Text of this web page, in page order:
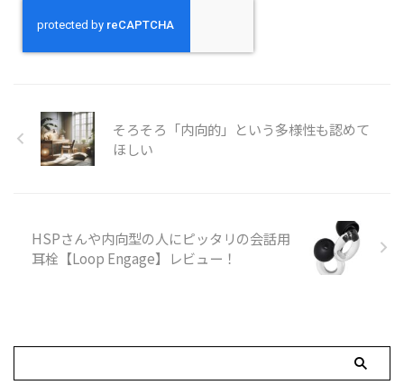
そろそろ「内向的」という多様性も認めて
ほしい
HSPさんや内向型の人にピッタリの会話用
耳栓【Loop Engage】レビュー！